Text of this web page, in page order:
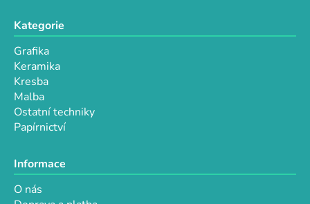
s
Kategorie
Grafika
Keramika
Kresba
Malba
Ostatní techniky
Papírnictví
Informace
O nás